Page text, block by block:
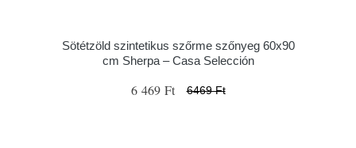
Sötétzöld szintetikus szőrme szőnyeg 60x90
cm Sherpa – Casa Selección
6 469 Ft 6469 Ft